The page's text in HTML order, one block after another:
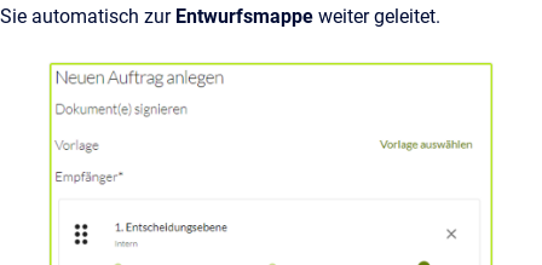
Sie automatisch zur Entwurfsmappe weiter geleitet.